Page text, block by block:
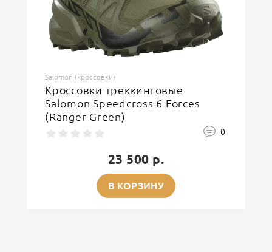
ОСТАВИТЬ ОТЗЫВ
Salomon (кроссовки)
Кроссовки треккинговые
Salomon Speedcross 6 Forces
(Ranger Green)
0
23 500 р.
В КОРЗИНУ